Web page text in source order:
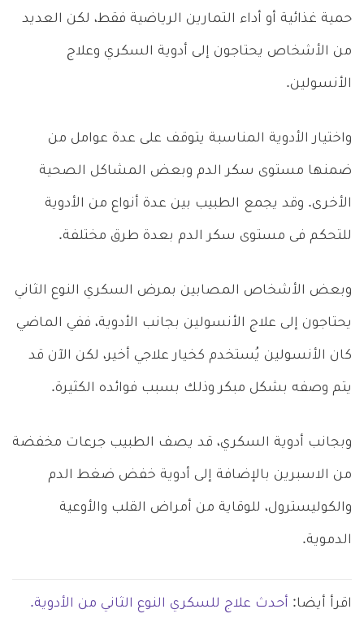
حمية غذائية أو أداء التمارين الرياضية فقط، لكن العديد
من الأشخاص يحتاجون إلى أدوية السكري وعلاج
الأنسولين.
واختيار الأدوية المناسبة يتوقف على عدة عوامل من
ضمنها مستوى سكر الدم وبعض المشاكل الصحية
الأخرى. وقد يجمع الطبيب بين عدة أنواع من الأدوية
للتحكم فى مستوى سكر الدم بعدة طرق مختلفة.
وبعض الأشخاص المصابين بمرض السكري النوع الثاني
يحتاجون إلى علاج الأنسولين بجانب الأدوية، ففي الماضي
كان الأنسولين يُستخدم كخيار علاجي أخير، لكن الآن قد
يتم وصفه بشكل مبكر وذلك بسبب فوائده الكثيرة.
وبجانب أدوية السكري، قد يصف الطبيب جرعات مخفضة
من الاسبرين بالإضافة إلى أدوية خفض ضغط الدم
والكوليسترول، للوقاية من أمراض القلب والأوعية
الدموية.
اقرأ أيضا: أحدث علاج للسكري النوع الثاني من الأدوية.